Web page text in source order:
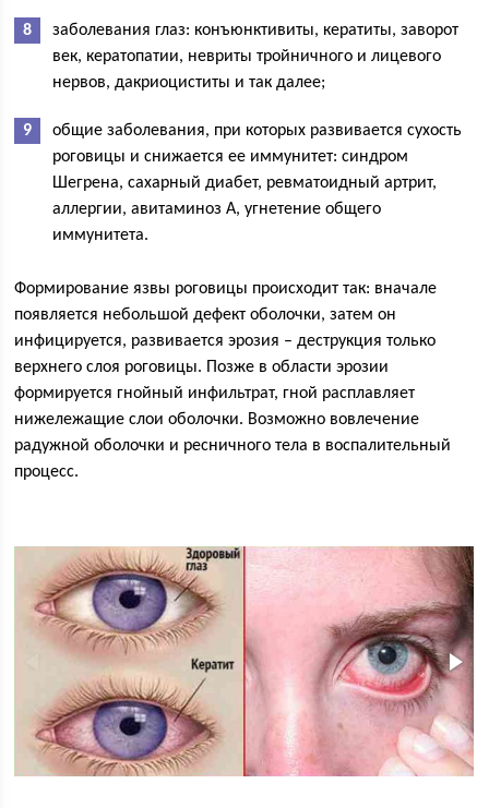
заболевания глаз: конъюнктивиты, кератиты, заворот
век, кератопатии, невриты тройничного и лицевого
нервов, дакриоциститы и так далее;
общие заболевания, при которых развивается сухость
роговицы и снижается ее иммунитет: синдром
Шегрена, сахарный диабет, ревматоидный артрит,
аллергии, авитаминоз A, угнетение общего
иммунитета.
Формирование язвы роговицы происходит так: вначале
появляется небольшой дефект оболочки, затем он
инфицируется, развивается эрозия – деструкция только
верхнего слоя роговицы. Позже в области эрозии
формируется гнойный инфильтрат, гной расплавляет
нижележащие слои оболочки. Возможно вовлечение
радужной оболочки и ресничного тела в воспалительный
процесс.